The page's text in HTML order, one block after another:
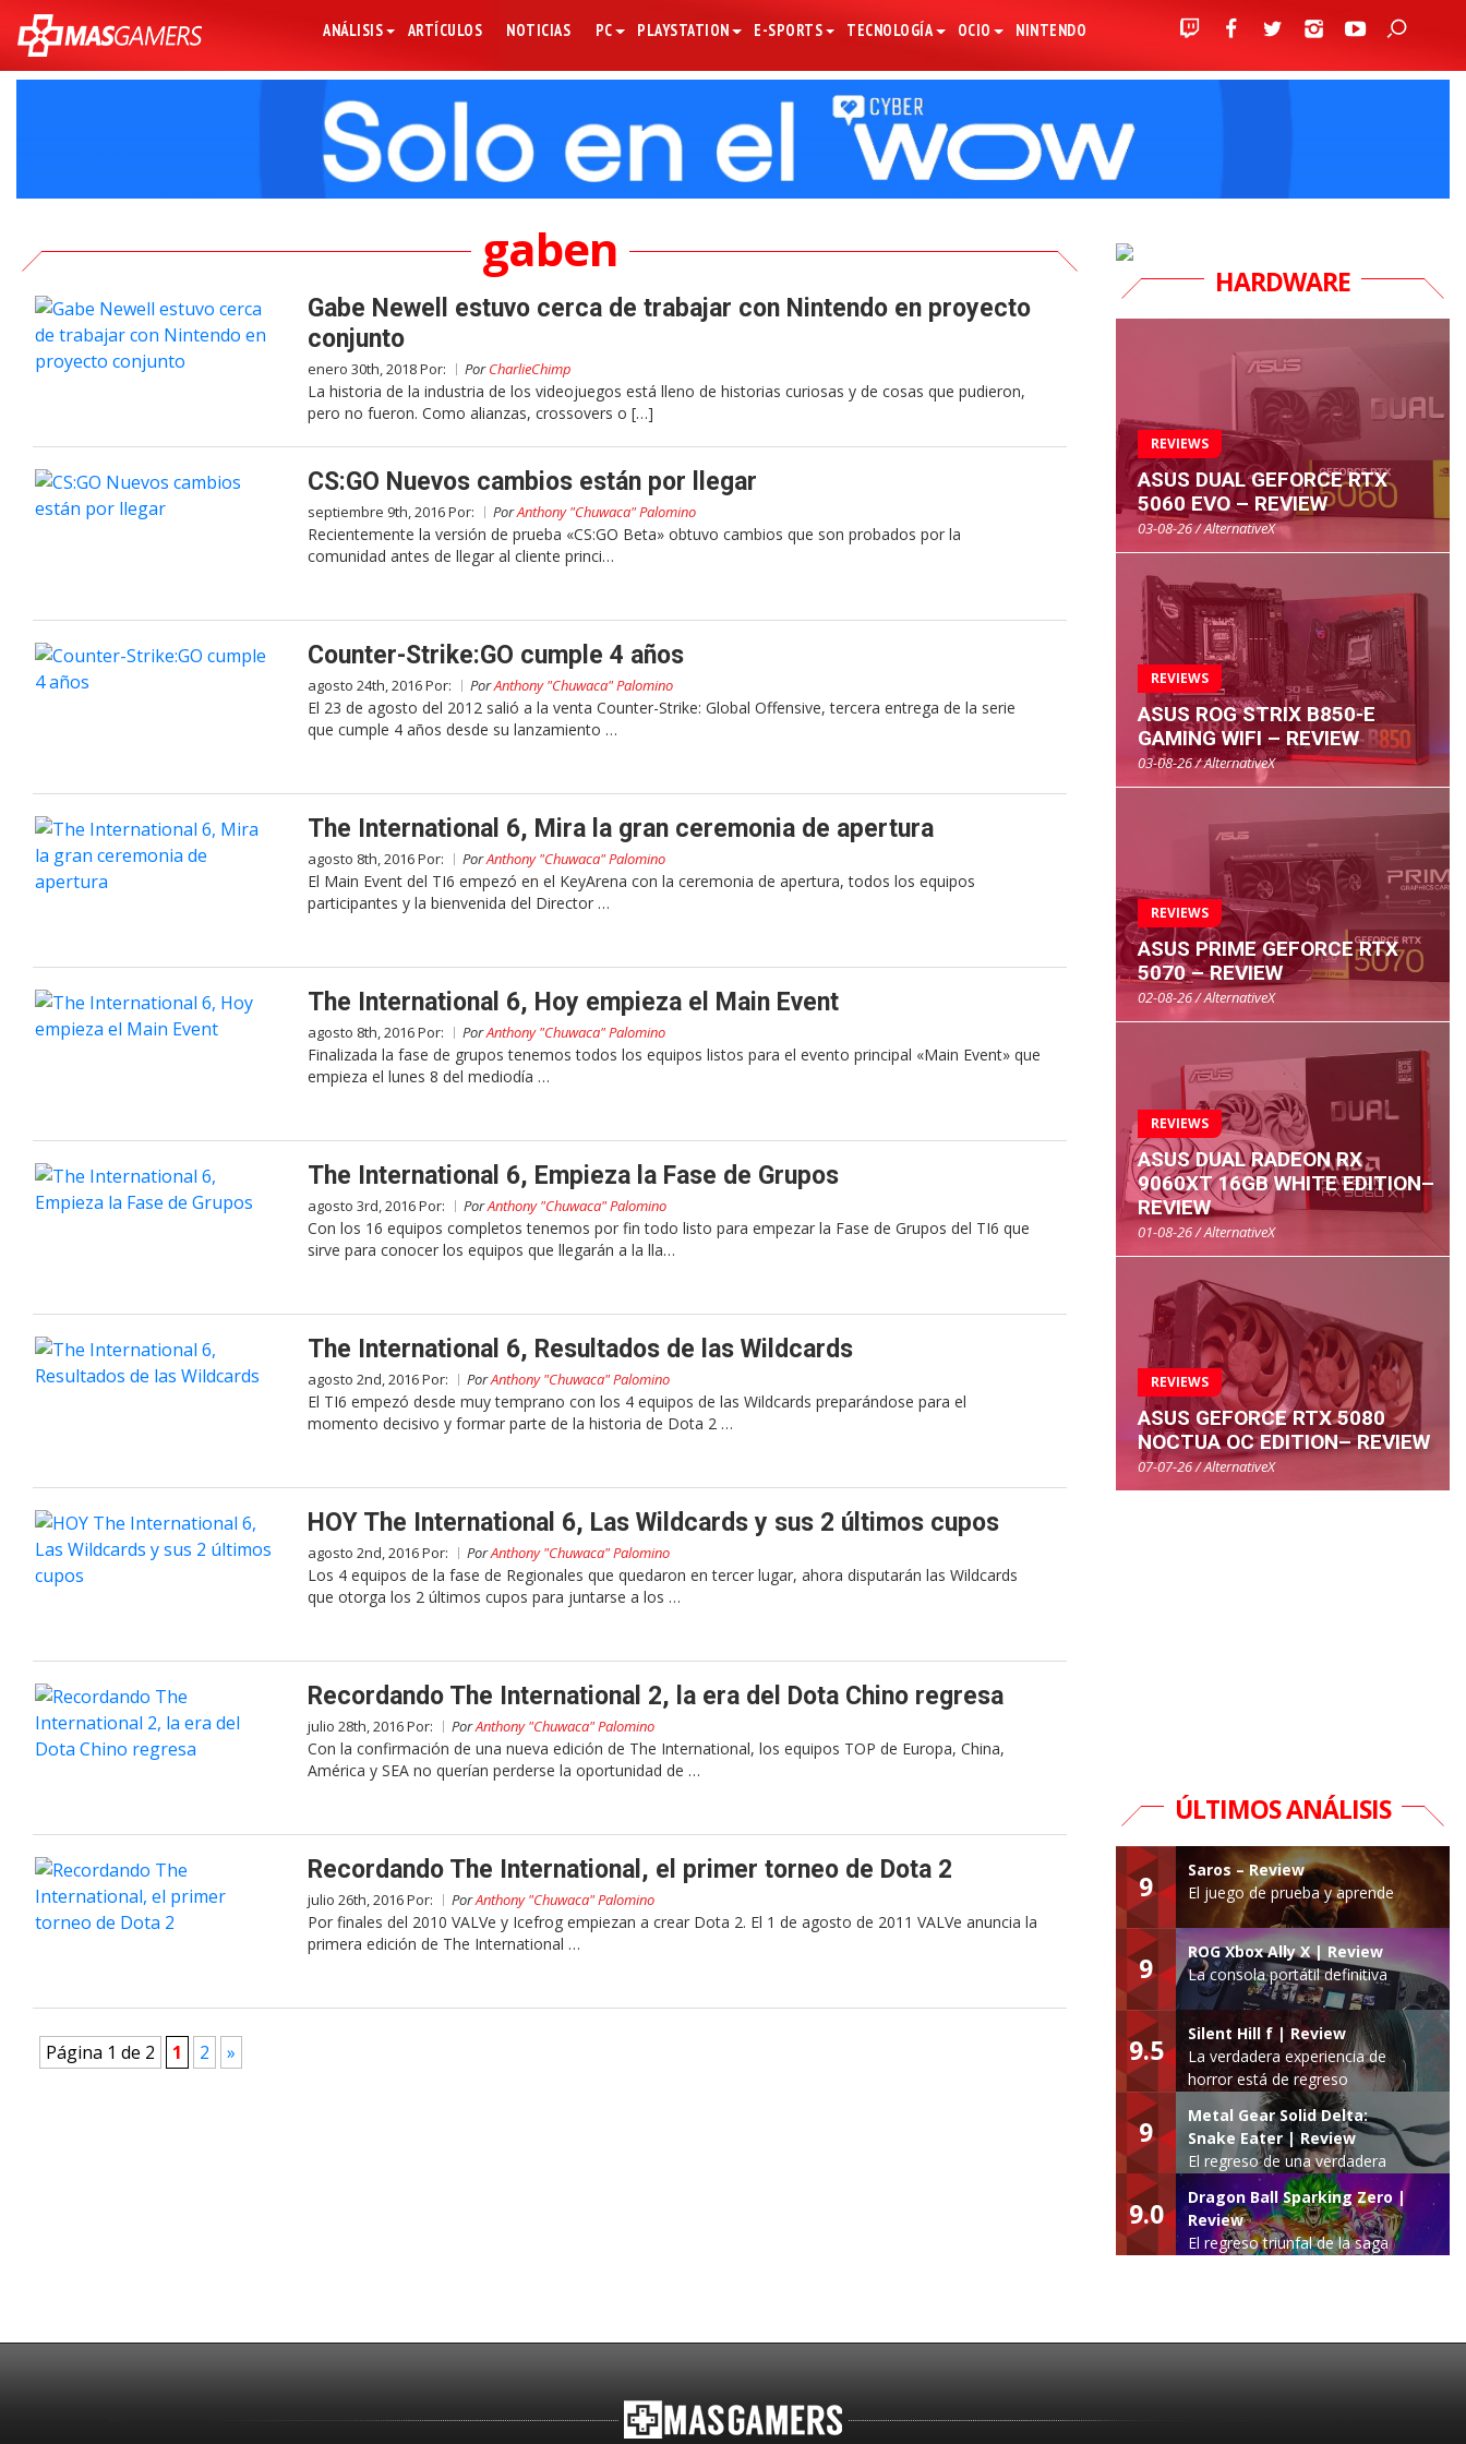
ANÁLISIS ARTÍCULOS NOTICIAS PC PLAYSTATION E-SPORTS TECNOLOGÍA OCIO NINTENDO
gaben
Gabe Newell estuvo cerca de trabajar con Nintendo en proyecto
conjunto
enero 30th, 2018 Por: PorCharlieChimp
La historia de la industria de los videojuegos está lleno de historias curiosas y de cosas que pudieron,
pero no fueron. Como alianzas, crossovers o […]
CS:GO Nuevos cambios están por llegar
septiembre 9th, 2016 Por: PorAnthony "Chuwaca" Palomino
Recientemente la versión de prueba «CS:GO Beta» obtuvo cambios que son probados por la
comunidad antes de llegar al cliente princi…
Counter-Strike:GO cumple 4 años
agosto 24th, 2016 Por: PorAnthony "Chuwaca" Palomino
El 23 de agosto del 2012 salió a la venta Counter-Strike: Global Offensive, tercera entrega de la serie
que cumple 4 años desde su lanzamiento …
The International 6, Mira la gran ceremonia de apertura
agosto 8th, 2016 Por: PorAnthony "Chuwaca" Palomino
El Main Event del TI6 empezó en el KeyArena con la ceremonia de apertura, todos los equipos
participantes y la bienvenida del Director …
The International 6, Hoy empieza el Main Event
agosto 8th, 2016 Por: PorAnthony "Chuwaca" Palomino
Finalizada la fase de grupos tenemos todos los equipos listos para el evento principal «Main Event» que
empieza el lunes 8 del mediodía …
The International 6, Empieza la Fase de Grupos
agosto 3rd, 2016 Por: PorAnthony "Chuwaca" Palomino
Con los 16 equipos completos tenemos por fin todo listo para empezar la Fase de Grupos del TI6 que
sirve para conocer los equipos que llegarán a la lla…
The International 6, Resultados de las Wildcards
agosto 2nd, 2016 Por: PorAnthony "Chuwaca" Palomino
El TI6 empezó desde muy temprano con los 4 equipos de las Wildcards preparándose para el
momento decisivo y formar parte de la historia de Dota 2 …
HOY The International 6, Las Wildcards y sus 2 últimos cupos
agosto 2nd, 2016 Por: PorAnthony "Chuwaca" Palomino
Los 4 equipos de la fase de Regionales que quedaron en tercer lugar, ahora disputarán las Wildcards
que otorga los 2 últimos cupos para juntarse a los …
Recordando The International 2, la era del Dota Chino regresa
julio 28th, 2016 Por: PorAnthony "Chuwaca" Palomino
Con la confirmación de una nueva edición de The International, los equipos TOP de Europa, China,
América y SEA no querían perderse la oportunidad de …
Recordando The International, el primer torneo de Dota 2
julio 26th, 2016 Por: PorAnthony "Chuwaca" Palomino
Por finales del 2010 VALVe y Icefrog empiezan a crear Dota 2. El 1 de agosto de 2011 VALVe anuncia la
primera edición de The International …
Página 1 de 2 1 2 »
HARDWARE
REVIEWS
ASUS DUAL GEFORCE RTX
5060 EVO – REVIEW
03-08-26 / AlternativeX
REVIEWS
ASUS ROG STRIX B850-E
GAMING WIFI – REVIEW
03-08-26 / AlternativeX
REVIEWS
ASUS PRIME GEFORCE RTX
5070 – REVIEW
02-08-26 / AlternativeX
REVIEWS
ASUS DUAL RADEON RX
9060XT 16GB WHITE EDITION–
REVIEW
01-08-26 / AlternativeX
REVIEWS
ASUS GEFORCE RTX 5080
NOCTUA OC EDITION– REVIEW
07-07-26 / AlternativeX
ÚLTIMOS ANÁLISIS
9
Saros – Review
El juego de prueba y aprende
9
ROG Xbox Ally X | Review
La consola portátil definitiva
9.5
Silent Hill f | Review
La verdadera experiencia de
horror está de regreso
9
Metal Gear Solid Delta:
Snake Eater | Review
El regreso de una verdadera
leyenda
9.0
Dragon Ball Sparking Zero |
Review
El regreso triunfal de la saga